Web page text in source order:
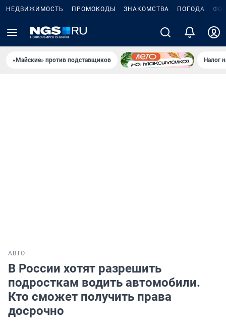
НЕДВИЖИМОСТЬ ПРОМОКОДЫ ЗНАКОМСТВА ПОГОДА
«Майские» против подставщиков Налог
АВТО
В России хотят разрешить
подросткам водить автомобили.
Кто сможет получить права
досрочно